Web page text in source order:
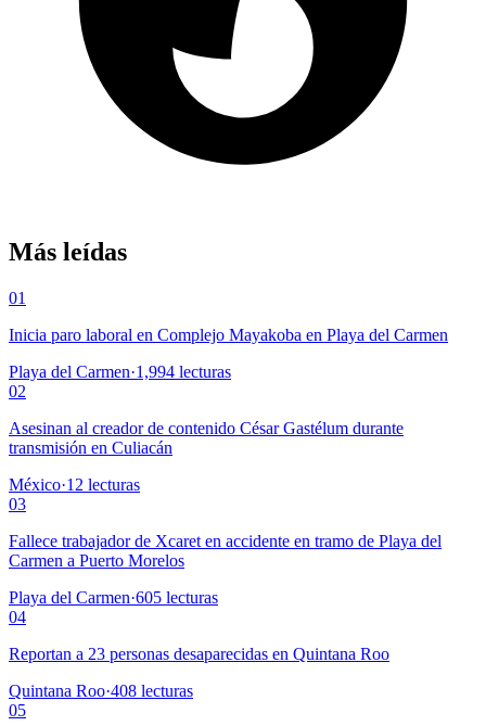
Más leídas
01
Inicia paro laboral en Complejo Mayakoba en Playa del Carmen
Playa del Carmen·1,994 lecturas
02
Asesinan al creador de contenido César Gastélum durante
transmisión en Culiacán
México·12 lecturas
03
Fallece trabajador de Xcaret en accidente en tramo de Playa del
Carmen a Puerto Morelos
Playa del Carmen·605 lecturas
04
Reportan a 23 personas desaparecidas en Quintana Roo
Quintana Roo·408 lecturas
05